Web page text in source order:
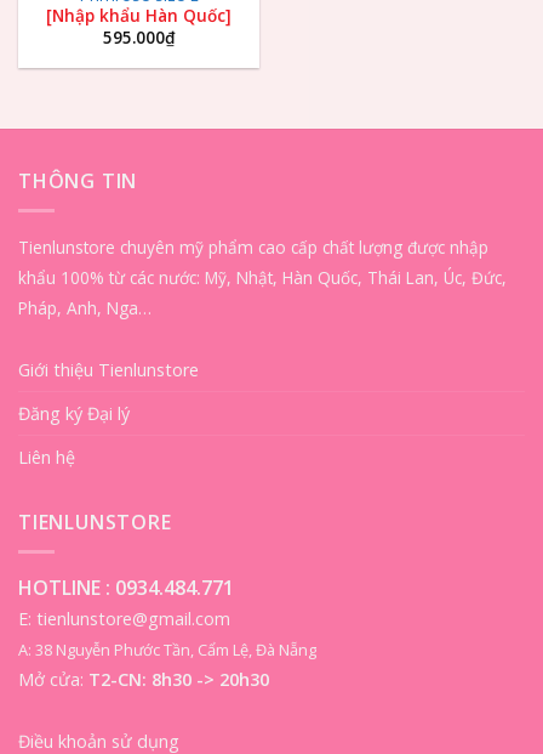
[Nhập khẩu Hàn Quốc]
595.000₫
THÔNG TIN
Tienlunstore chuyên mỹ phẩm cao cấp chất lượng được nhập
khẩu 100% từ các nước: Mỹ, Nhật, Hàn Quốc, Thái Lan, Úc, Đức,
Pháp, Anh, Nga…
Giới thiệu Tienlunstore
Đăng ký Đại lý
Liên hệ
TIENLUNSTORE
HOTLINE : 0934.484.771
E: tienlunstore@gmail.com
A: 38 Nguyễn Phước Tần, Cẩm Lệ, Đà Nẵng
Mở cửa: T2-CN: 8h30 -> 20h30
Điều khoản sử dụng